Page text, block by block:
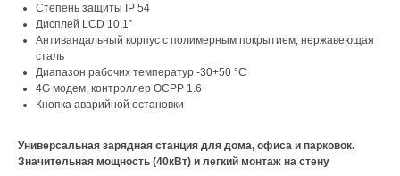
Степень защиты IP 54
Дисплей LCD 10,1”
Антивандальный корпус с полимерным покрытием, нержавеющая
сталь
Диапазон рабочих температур -30+50 °C
4G модем, контроллер OCPP 1.6
Кнопка аварийной остановки
Универсальная зарядная станция для дома, офиса и парковок.
Значительная мощность (40кВт) и легкий монтаж на стену